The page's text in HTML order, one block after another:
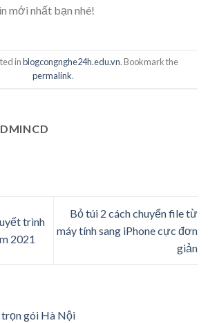
mới nhất bạn nhé!
inblogcongnghe24h.edu.vn. Bookmark the
permalink.
trình
2021
Bỏ túi 2 cách chuyển file từ
máy tính sang iPhone cực đơn
giản
gói Hà Nội